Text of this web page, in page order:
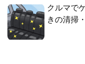
クルマで
きの清掃